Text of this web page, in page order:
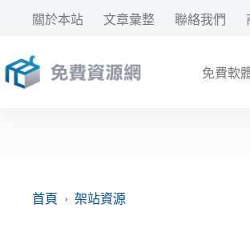
要
內
關於本站 文章彙整 聯絡我們
免費軟
首頁 › 架站資源